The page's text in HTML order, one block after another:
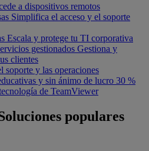
a dispositivos remotos
Simplifica el acceso y el soporte
Escala y protege tu TI corporativa
gestionados Gestiona y
clientes
soporte y las operaciones
y sin ánimo de lucro 30 %
de TeamViewer
populares